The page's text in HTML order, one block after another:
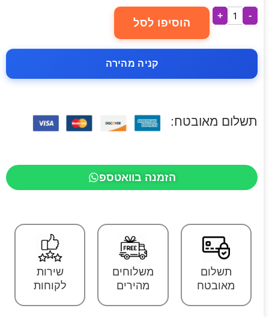
-
+
הוסיפו לסל
קניה מהירה
תשלום מאובטח:
הזמנה בוואטספ
תשלום
מאובטח
משלוחים
מהירים
שירות
לקוחות